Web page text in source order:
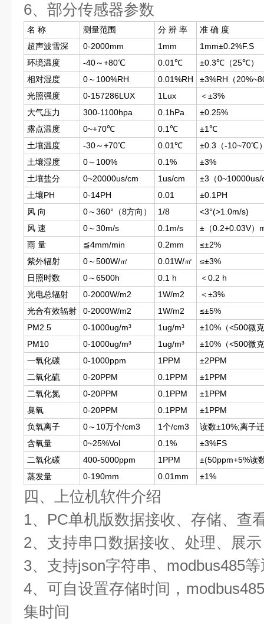
6、部分传感器参数
名 称 测量范围 分 辨 率
准 确 度
超声波雪深
0-2000mm 1mm
1mm±0.2%F.S
环境温度
-40～+80℃ 0.01℃
±0.3℃（25℃）
相对湿度
0～100%RH 0.01%RH
±3%RH（
光照强度
0-157286LUX 1Lux
＜±3%
大气压力
300-1100hpa 0.1hPa
±0.25%
露点温度
0~+70℃ 0.1℃
±1℃
土壤温度
-30～+70℃ 0.01℃
±0.3（-10~70℃
土壤湿度
0～100% 0.1%
±3%
土壤盐分
0~20000us/cm 1us/cm
±3（0~10000us/
土壤PH
0-14PH 0.01
±0.1PH
风 向
0～360°（8方向） 1/8
<3°(>1.0m/s)
风 速
0～30m/s 0.1m/s
±（0.2+0.03V）
雨 量
≦4mm/min 0.2mm
≤±2%
紫外辐射
0～500W/㎡ 0.01W/㎡
≤±3%
日照时数
0～6500h 0.1 h
＜0.2 h
光电总辐射
0-2000W/m2 1W/m2
＜±3%
光合有效辐射
0-2000W/m2 1W/m2
≤±5%
PM2.5
0-1000ug/m³ 1ug/m³
±10%（<500微
PM10
0-1000ug/m³ 1ug/m³
±10%（<500微
一氧化碳
0-1000ppm 1PPM
±2PPM
二氧化硫
0-20PPM 0.1PPM
±1PPM
二氧化氮
0-20PPM 0.1PPM
±1PPM
臭氧
0-20PPM 0.1PPM
±1PPM
负氧离子
0～10万个/cm3 1个/cm3
读数±10%;离子
含氧量
0~25%Vol 0.1%
±3%FS
二氧化碳
400-5000ppm 1PPM
±(50ppm+5%读
蒸发量
0-190mm 0.01mm ±1%
四、上位机软件介绍
1、PC单机版数据接收、存储、查
2、支持串口数据接收、处理、展示
3、支持json字符串、modbus485
4、可自设置存储时间，
集时间